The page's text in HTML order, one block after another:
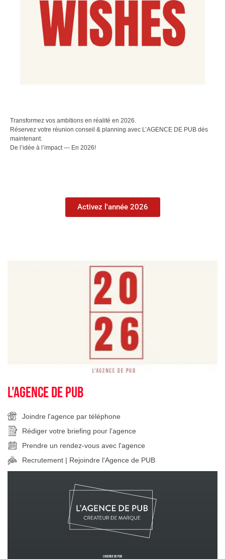
Transformez vos ambitions en réalité en 2026.
Réservez votre réunion conseil & planning avec L’AGENCE DE PUB dès
maintenant.
De l’idée à l’impact — En 2026!
Activez l'année 2026
L'agence de pub
Joindre l'agence par téléphone
Rédiger votre briefing pour l'agence
Prendre un rendez-vous avec l'agence
Recrutement | Rejoindre l'Agence de PUB
L’Agence de PUB